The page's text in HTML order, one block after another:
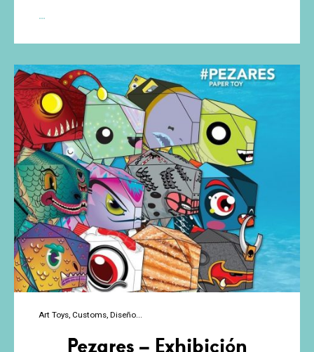
…
–
Watari
Kappa
Custom
Show
Art Toys Customs Diseño
Pezares – Exhibición